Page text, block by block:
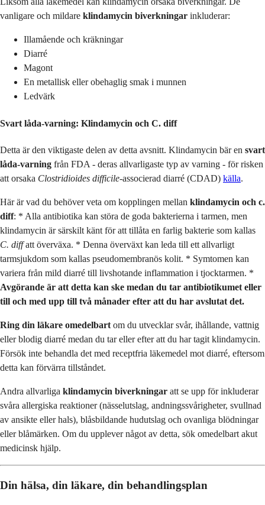
vanligare och mildare klindamycin biverkningar inkluderar:
Illamående och kräkningar
Diarré
Magont
En metallisk eller obehaglig smak i munnen
Ledvärk
Svart låda-varning: Klindamycin och C. diff
Detta är den viktigaste delen av detta avsnitt. Klindamycin bär en svart
låda-varning från FDA - deras allvarligaste typ av varning - för risken
att orsaka Clostridioides difficile-associerad diarré (CDAD) källa.
Här är vad du behöver veta om kopplingen mellan klindamycin och c.
diff: * Alla antibiotika kan störa de goda bakterierna i tarmen, men
klindamycin är särskilt känt för att tillåta en farlig bakterie som kallas
C. diffatt överväxa. * Denna överväxt kan leda till ett allvarligt
tarmsjukdom som kallas pseudomembranös kolit. * Symtomen kan
variera från mild diarré till livshotande inflammation i tjocktarmen. *
Avgörande är att detta kan ske medan du tar antibiotikumet eller
till och med upp till två månader efter att du har avslutat det.
Ring din läkare omedelbart om du utvecklar svår, ihållande, vattnig
eller blodig diarré medan du tar eller efter att du har tagit klindamycin.
Försök inte behandla det med receptfria läkemedel mot diarré, eftersom
detta kan förvärra tillståndet.
Andra allvarliga klindamycin biverkningar att se upp för inkluderar
svåra allergiska reaktioner (nässelutslag, andningssvårigheter, svullnad
av ansikte eller hals), blåsbildande hudutslag och ovanliga blödningar
eller blåmärken. Om du upplever något av detta, sök omedelbart akut
medicinsk hjälp.
Din hälsa, din läkare, din behandlingsplan